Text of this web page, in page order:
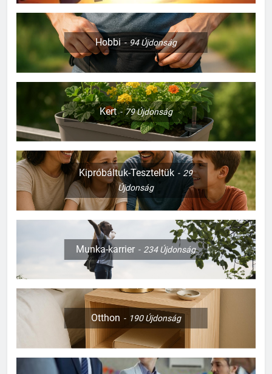
Hobbi 94Újdonság
Kert 79Újdonság
Kipróbáltuk-Teszteltük
29
Újdonság
Munka-karrier 234Újdonság
Otthon 190Újdonság